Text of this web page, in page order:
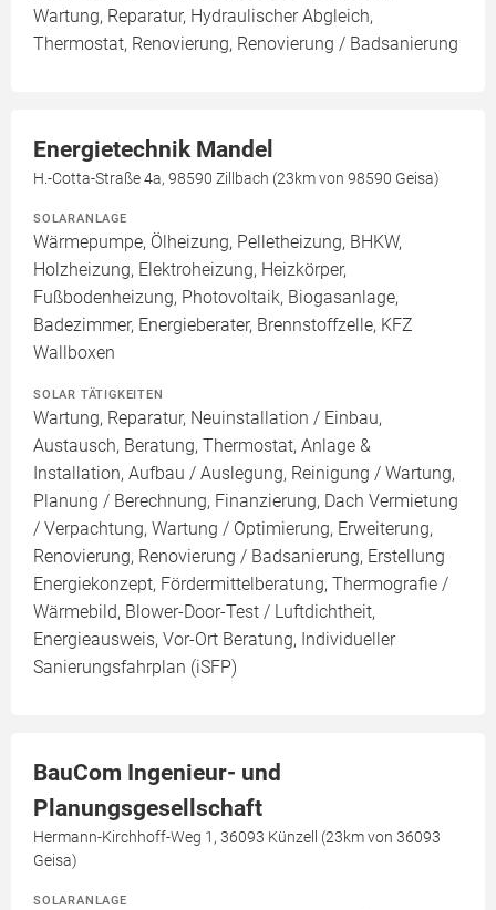
Wartung, Reparatur, Hydraulischer Abgleich,
Thermostat, Renovierung, Renovierung / Badsanierung
Energietechnik Mandel
H.-Cotta-Straße 4a, 98590 Zillbach (23km von 98590 Geisa)
SOLARANLAGE
Wärmepumpe, Ölheizung, Pelletheizung, BHKW,
Holzheizung, Elektroheizung, Heizkörper,
Fußbodenheizung, Photovoltaik, Biogasanlage,
Badezimmer, Energieberater, Brennstoffzelle, KFZ
Wallboxen
SOLAR TÄTIGKEITEN
Wartung, Reparatur, Neuinstallation / Einbau,
Austausch, Beratung, Thermostat, Anlage &
Installation, Aufbau / Auslegung, Reinigung / Wartung,
Planung / Berechnung, Finanzierung, Dach Vermietung
/ Verpachtung, Wartung / Optimierung, Erweiterung,
Renovierung, Renovierung / Badsanierung, Erstellung
Energiekonzept, Fördermittelberatung, Thermografie /
Wärmebild, Blower-Door-Test / Luftdichtheit,
Energieausweis, Vor-Ort Beratung, Individueller
Sanierungsfahrplan (iSFP)
BauCom Ingenieur- und
Planungsgesellschaft
Hermann-Kirchhoff-Weg 1, 36093 Künzell (23km von 36093
Geisa)
SOLARANLAGE